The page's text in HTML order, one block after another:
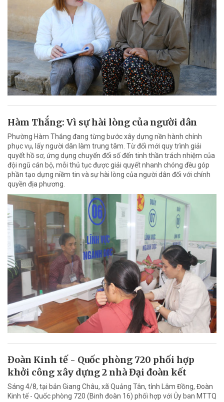
Hàm Thắng: Vì sự hài lòng của người dân
Phường Hàm Thắng đang từng bước xây dựng nền hành chính
phục vụ, lấy người dân làm trung tâm. Từ đổi mới quy trình giải
quyết hồ sơ, ứng dụng chuyển đổi số đến tinh thần trách nhiệm của
đội ngũ cán bộ, mỗi thủ tục được giải quyết nhanh chóng đều góp
phần tạo dựng niềm tin và sự hài lòng của người dân đối với chính
quyền địa phương.
Đoàn Kinh tế - Quốc phòng 720 phối hợp
khởi công xây dựng 2 nhà Đại đoàn kết
Sáng 4/8, tại bản Giang Châu, xã Quảng Tân, tỉnh Lâm Đồng, Đoàn
Kinh tế - Quốc phòng 720 (Binh đoàn 16) phối hợp với Ủy ban MTTQ